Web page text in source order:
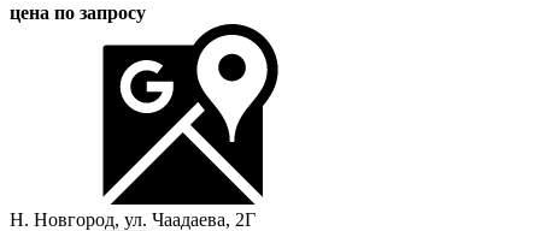
цена по запросу
Н. Новгород, ул. Чаадаева, 2Г